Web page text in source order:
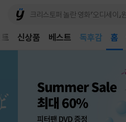
신상품 베스트
어린이
독후감
어린이
홈